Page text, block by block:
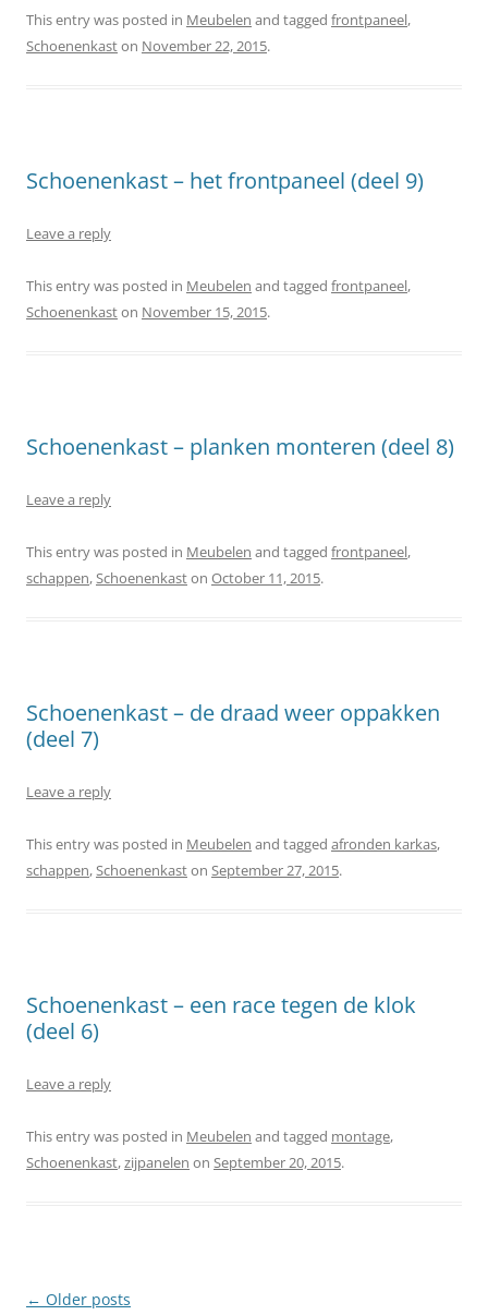
This entry was posted in Meubelen and tagged frontpaneel,
Schoenenkaston November 22, 2015.
Schoenenkast – het frontpaneel (deel 9)
Leave a reply
This entry was posted in Meubelen and tagged frontpaneel,
Schoenenkaston November 15, 2015.
Schoenenkast – planken monteren (deel 8)
Leave a reply
This entry was posted in Meubelen and tagged frontpaneel,
schappen, Schoenenkaston October 11, 2015.
Schoenenkast – de draad weer oppakken
(deel 7)
Leave a reply
This entry was posted in Meubelen and tagged afronden karkas,
schappen, Schoenenkaston September 27, 2015.
Schoenenkast – een race tegen de klok
(deel 6)
Leave a reply
This entry was posted in Meubelen and tagged montage,
Schoenenkast,zijpanelen on September 20, 2015.
Post
← Older posts